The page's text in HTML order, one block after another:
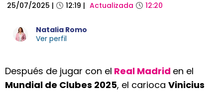
25/07/2025 | 12:19 | Actualizada 12:20
Natalia Romo
Ver perfil
Después de jugar con el Real Madrid en el
Mundial de Clubes 2025, el carioca Vinicius